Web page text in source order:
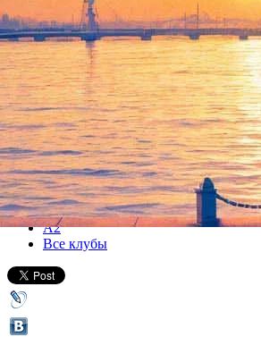
Концерт группы
21 декабря 2012, пятница,20.00
Версия для печати
Все концерты
А2
Все клубы